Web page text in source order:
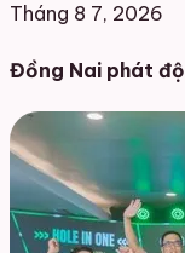
Tháng 8 7, 2026
Đồng Nai phát